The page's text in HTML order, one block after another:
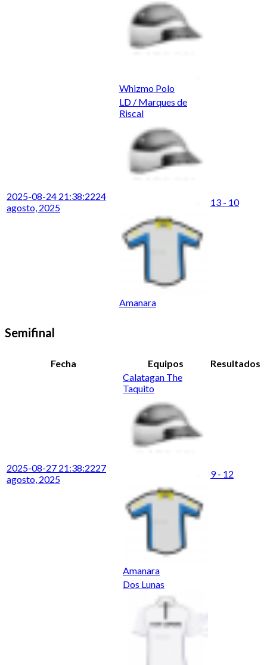
Whizmo Polo
2025-08-24 21:38:2224
agosto, 2025
LD / Marques de
Riscal
Amanara
13 - 10
Semifinal
Fecha Equipos Resultados
2025-08-27 21:38:2227
agosto, 2025
Calatagan The
Taquito
Amanara
9 - 12
Dos Lunas